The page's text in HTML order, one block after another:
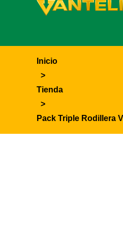
Inicio
>
Tienda
>
Pack Triple Rodillera